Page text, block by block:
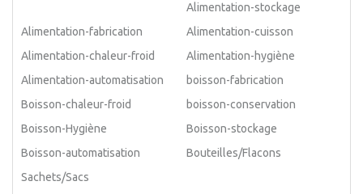
Alimentation-stockage
Alimentation-fabrication
Alimentation-cuisson
Alimentation-chaleur-froid
Alimentation-hygiène
Alimentation-automatisation
boisson-fabrication
Boisson-chaleur-froid
boisson-conservation
Boisson-Hygiène
Boisson-stockage
Boisson-automatisation
Bouteilles/Flacons
Sachets/Sacs